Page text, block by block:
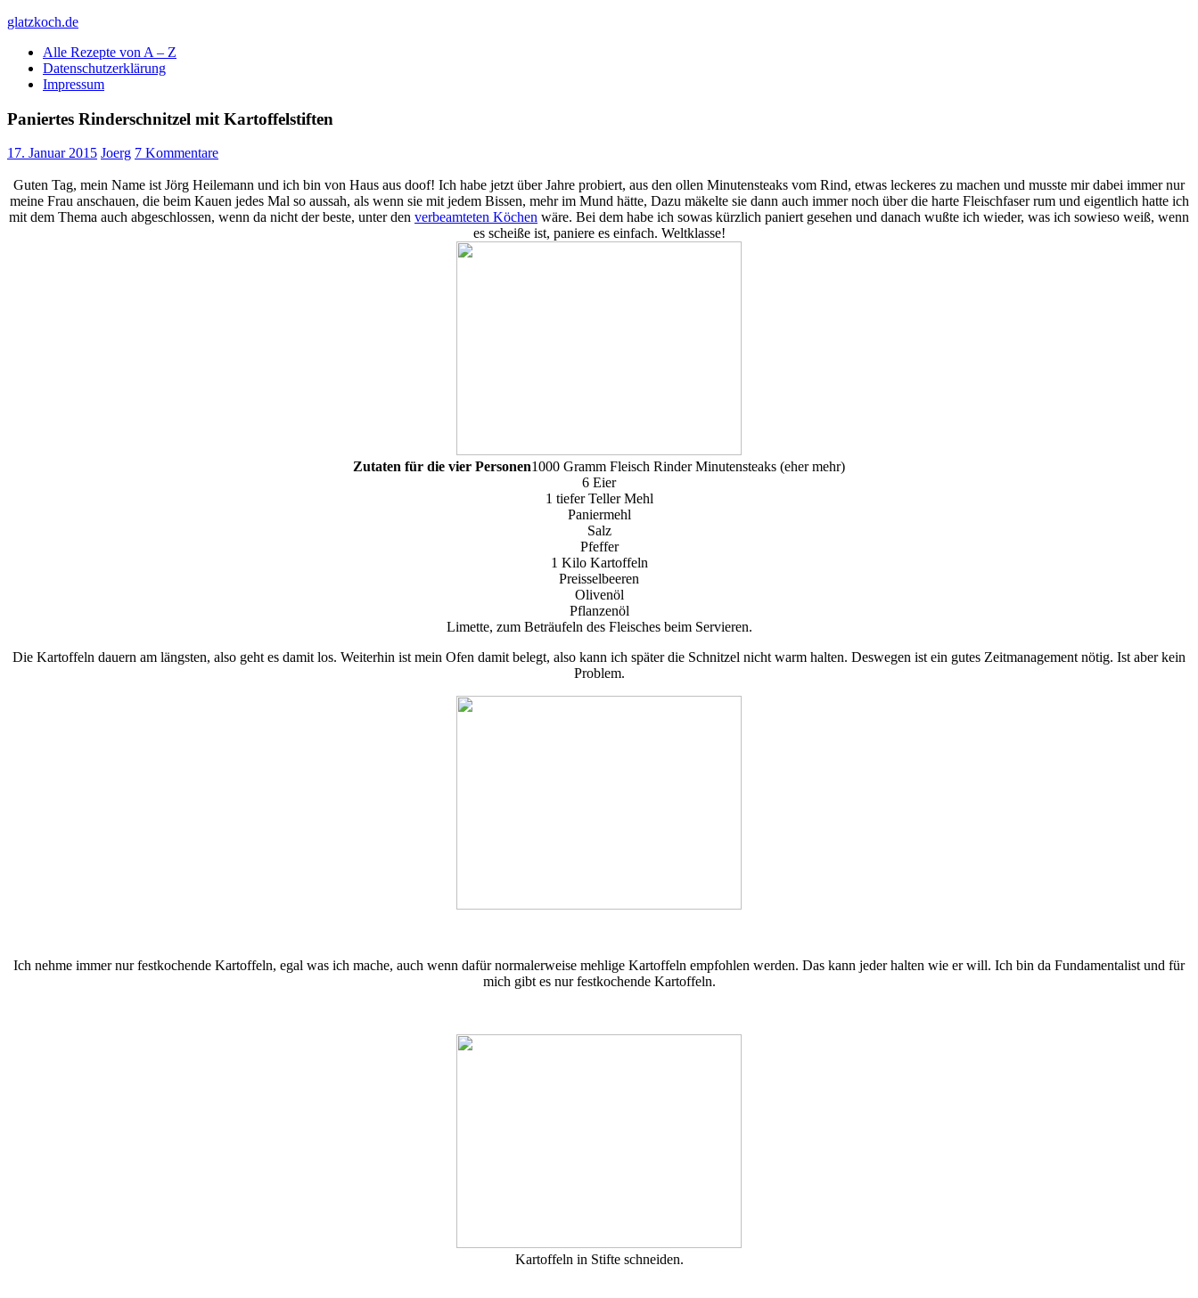
Skip
content
glatzkoch.de
Kochen für Doofe und Genießer
Alle Rezepte von A – Z
Datenschutzerklärung
Impressum
Paniertes Rinderschnitzel mit Kartoffelstiften
17. Januar 2015 Joerg 7 Kommentare
Guten Tag, mein Name ist Jörg Heilemann und ich bin von Haus aus doof! Ich habe jetzt über Jahre probiert, aus den ollen Minutensteaks vom Rind, etwas leckeres zu machen und musste mir dabei immer nur
meine Frau anschauen, die beim Kauen jedes Mal so aussah, als wenn sie mit jedem Bissen, mehr im Mund hätte, Dazu mäkelte sie dann auch immer noch über die harte Fleischfaser rum und eigentlich hatte ich
mit dem Thema auch abgeschlossen, wenn da nicht der beste, unter den verbeamteten Köchen wäre. Bei dem habe ich sowas kürzlich paniert gesehen und danach wußte ich wieder, was ich sowieso weiß, wenn
es scheiße ist, paniere es einfach. Weltklasse!
Zutaten für die vier Personen1000 Gramm Fleisch Rinder Minutensteaks (eher mehr)
6 Eier
1 tiefer Teller Mehl
Paniermehl
Salz
Pfeffer
1 Kilo Kartoffeln
Preisselbeeren
Olivenöl
Pflanzenöl
Limette, zum Beträufeln des Fleisches beim Servieren.
Die Kartoffeln dauern am längsten, also geht es damit los. Weiterhin ist mein Ofen damit belegt, also kann ich später die Schnitzel nicht warm halten. Deswegen ist ein gutes Zeitmanagement nötig. Ist aber kein
Problem.
Ich nehme immer nur festkochende Kartoffeln, egal was ich mache, auch wenn dafür normalerweise mehlige Kartoffeln empfohlen werden. Das kann jeder halten wie er will. Ich bin da Fundamentalist und für
mich gibt es nur festkochende Kartoffeln.
Kartoffeln in Stifte schneiden.